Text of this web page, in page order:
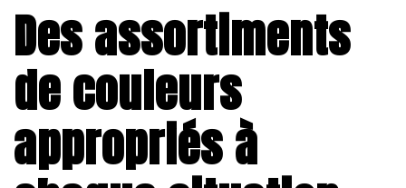
Des assortiments
de couleurs
appropriés à